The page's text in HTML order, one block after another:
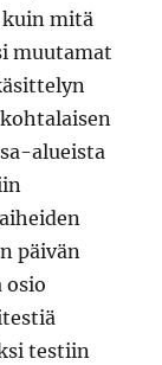
kuin mitä
muutamat
alueista
päivän
osio
testiin